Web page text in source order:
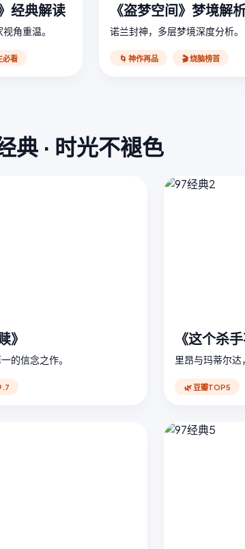
经典解读
角重温。
必看
《盗梦空间》梦境解
诺兰封神，多层梦境深度分析。
🌀 神作再品 🎬 烧脑榜首
典 · 时光不褪色
》
的信念之作。
《这个杀
里昂与玛蒂尔达
🌿 豆瓣TOP5